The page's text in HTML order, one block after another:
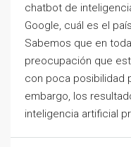
chatbot de
Google, cuál es el
Sabemos que en
preocupación que
con poca posibilidad
embargo, los
inteligencia artificial